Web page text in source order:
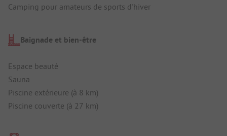
Camping pour amateurs de sports d'hiver
Baignade et bien-être
Espace beauté
Sauna
Piscine extérieure (à 8 km)
Piscine couverte (à 27 km)